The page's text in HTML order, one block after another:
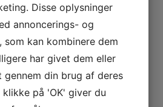
med golf på Lolland.
sig til golfentusiaster, der
med en god middag og en
Skovridergaarden.
Disse oplysninger
annoncerings- og
som kan kombinere dem
har givet dem eller
gennem din brug af deres
på 'OK' giver du